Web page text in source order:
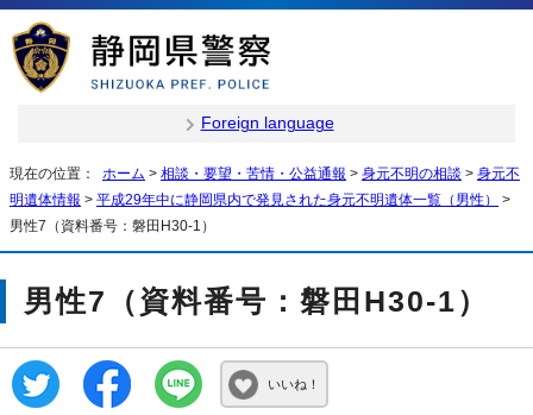
Foreign language
現在の位置： ホーム > 相談・要望・苦情・公益通報 > 身元不明の相談 > 身元不
明遺体情報 > 平成29年中に静岡県内で発見された身元不明遺体一覧（男性）
>
男性7（資料番号：磐田H30-1）
男性7（資料番号：磐田H30-1）
いいね！